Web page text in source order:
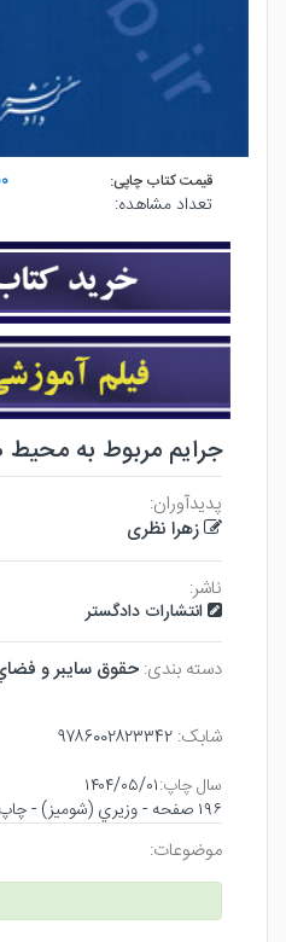
قیمت کتاب چاپی:
تعداد مشاهده:
جرایم مربوط به
پدیدآوران:
زهرا نظری
ناشر:
انتشارات دادگستر
دسته بندی: حقوق سايبر و
شابک: ۹۷۸۶۰۰۲۸۲۳۳۴۲
سال چاپ:۱۴۰۴/۰۵/۰۱
۱۹۶ صفحه - وزيري (شوميز) - چاپ ۱
موضوعات: